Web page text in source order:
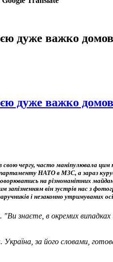
дуже важко
дуже важко
чергу, часто маніпулювала
НАТО в МЗС, а зараз
на різноманітних
він зустрів нас з
і незаконно утримуваних
знаєте, в окремих
за його словами,